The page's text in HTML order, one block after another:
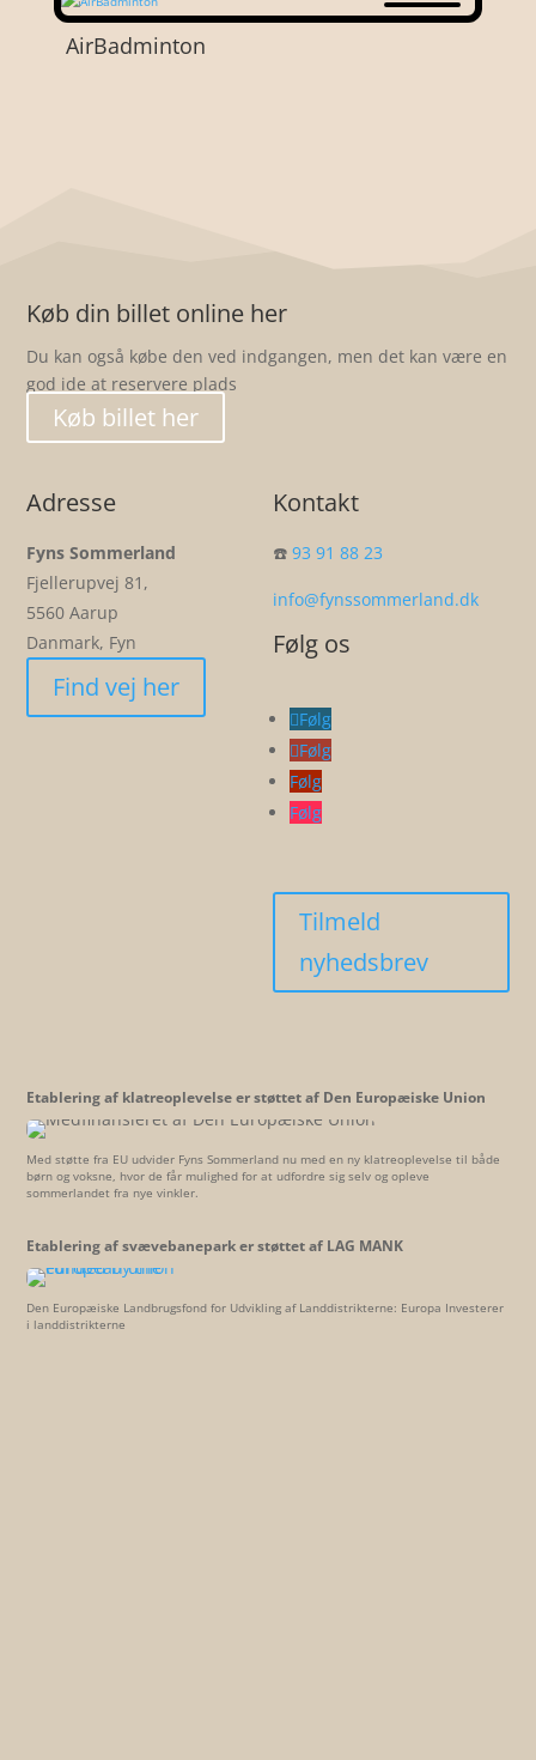
AirBadminton
Køb din billet online her
Du kan også købe den ved indgangen, men det kan være en
god ide at reservere plads
Køb billet her
Adresse
Fyns Sommerland
Fjellerupvej 81,
5560 Aarup
Danmark, Fyn
Find vej her
Kontakt
☎️93 91 88 23
info@fynssommerland.dk
Følg os
Følg
Følg
Følg
Følg
Tilmeld
nyhedsbrev
Etablering af klatreoplevelse er støttet af Den Europæiske Union
Med støtte fra EU udvider Fyns Sommerland nu med en ny klatreoplevelse til både
børn og voksne, hvor de får mulighed for at udfordre sig selv og opleve
sommerlandet fra nye vinkler.
Etablering af svævebanepark er støttet af LAG MANK
Den Europæiske Landbrugsfond for Udvikling af Landdistrikterne: Europa Investerer
i landdistrikterne